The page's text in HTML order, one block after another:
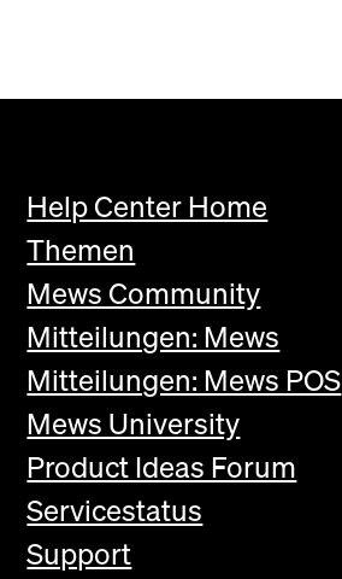
Help Center Home
Themen
Mews Community
Mitteilungen: Mews
Mitteilungen: Mews POS
Mews University
Product Ideas Forum
Servicestatus
Support